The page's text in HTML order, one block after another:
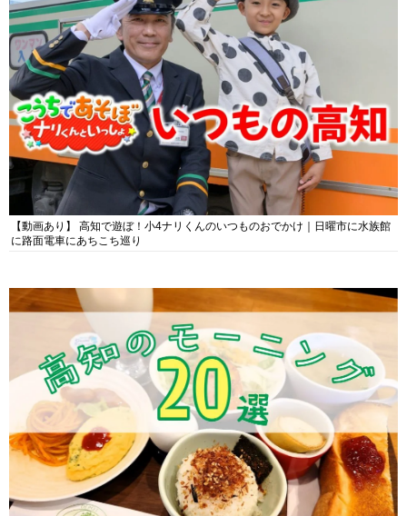
【動画あり】 高知で遊ぼ！小4ナリくんのいつものおでかけ｜日曜市に水族館
に路面電車にあちこち巡り